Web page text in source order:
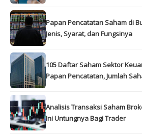
Papan Pencatatan Saham di
Jenis, Syarat, dan Fungsinya
105 Daftar Saham Sektor
Papan Pencatatan, Jumlah
Analisis Transaksi Saham
Ini Untungnya Bagi Trader